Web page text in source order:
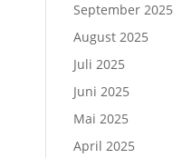
September 2025
August 2025
Juli 2025
Juni 2025
Mai 2025
April 2025